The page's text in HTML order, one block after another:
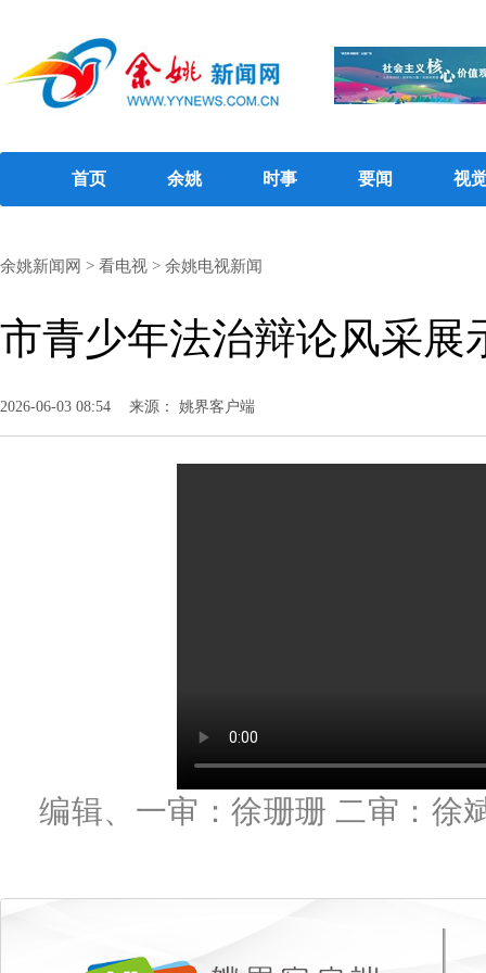
首页 余姚 时事 要闻 视
余姚新闻网 > 看电视 > 余姚电视新闻
市青少年法治辩论风采展
2026-06-03 08:54 来源： 姚界客户端
编辑、一审：徐珊珊 二审：徐